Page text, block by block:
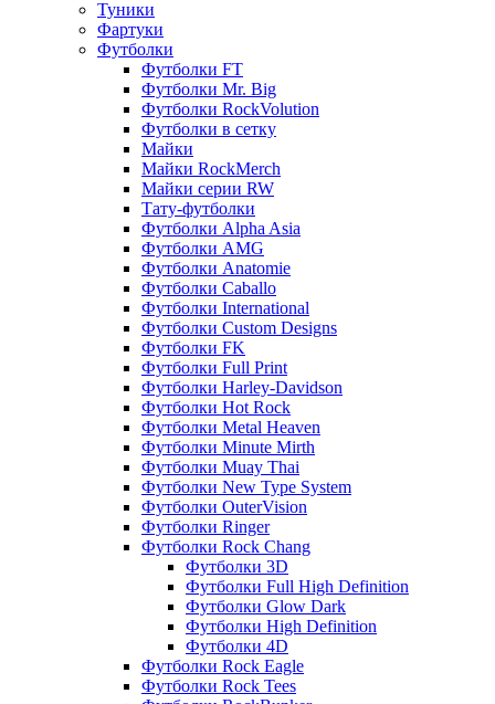
Туники
Фартуки
Футболки
Футболки FT
Футболки Mr. Big
Футболки RockVolution
Футболки в сетку
Майки
Майки RockMerch
Майки серии RW
Тату-футболки
Футболки Alpha Asia
Футболки AMG
Футболки Anatomie
Футболки Caballo
Футболки International
Футболки Custom Designs
Футболки FK
Футболки Full Print
Футболки Harley-Davidson
Футболки Hot Rock
Футболки Metal Heaven
Футболки Minute Mirth
Футболки Muay Thai
Футболки New Type System
Футболки OuterVision
Футболки Ringer
Футболки Rock Chang
Футболки 3D
Футболки Full High Definition
Футболки Glow Dark
Футболки High Definition
Футболки 4D
Футболки Rock Eagle
Футболки Rock Tees